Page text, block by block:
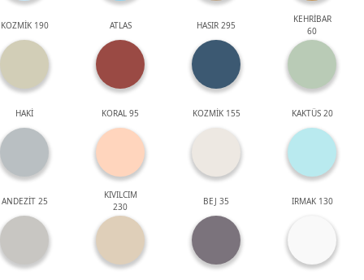
KOZMİK 190 ATLAS HASIR 295
KEHRİBAR
60
HAKİ KORAL 95 KOZMİK 155 KAKTÜS 20
ANDEZİT 25
KIVILCIM
230
BEJ 35 IRMAK 130